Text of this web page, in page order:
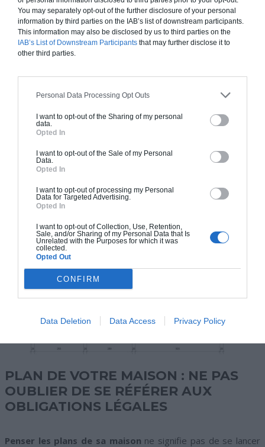
You may separately opt-out of the further disclosure of your personal
information by third parties on the IAB’s list of downstream participants.
This information may also be disclosed by us to third parties on the
IAB’s List of Downstream Participants that may further disclose it to
other third parties.
Personal Data Processing Opt Outs
I want to opt-out of the Sharing of my personal
data.
Opted In
I want to opt-out of the Sale of my Personal
Data.
Opted In
I want to opt-out of processing my Personal
Data for Targeted Advertising.
Opted In
I want to opt-out of Collection, Use, Retention,
Sale, and/or Sharing of my Personal Data that Is
Unrelated with the Purposes for which it was
collected.
Opted Out
CONFIRM
Data Deletion Data Access Privacy Policy
pour de longues années, vous devezanticiperpar rapport à
vos projets de couple. Ainsi, un jeune couple, devra prévoir
suffisamment de pièces s’ils veulent avoir des enfants. Mais
un couple d’une cinquantaine d’années devra réfléchir à l’avenir
et prévoir par exemple de faire construire
plain piedpour ne pas avoir les difficultés rencontrées par les
arrivées à un certain âge.
Estimez votre projet
PLAN DE VOTRE MAISON : NE PAS
OUBLIER DE SE RÉFÉRER AUX
OBLIGATIONS LÉGALES
Penser les plans de sa maison ne signifie pas de se lancer